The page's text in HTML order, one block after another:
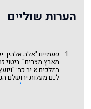
הערות שוליים
פעמיים "אלה אלהיך
מארץ מצרים". ביטוי
במלכים א יב כח:
לכם מעלות ירושלם
עגלי ירבעם